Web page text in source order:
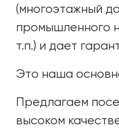
(многоэтажный
промышленного
т.п.) и дает
Это наша
Предлагаем
высоком